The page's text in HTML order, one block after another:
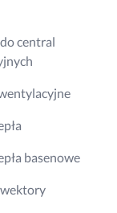
central
basenowe